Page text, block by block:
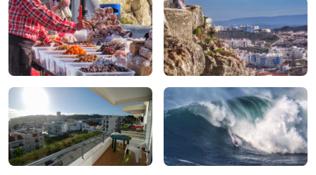
À manger À boire
Pour magasiner À faire